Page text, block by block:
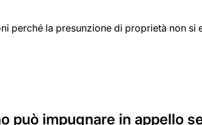
perché la presunzione di proprietà non si
può impugnare in appello